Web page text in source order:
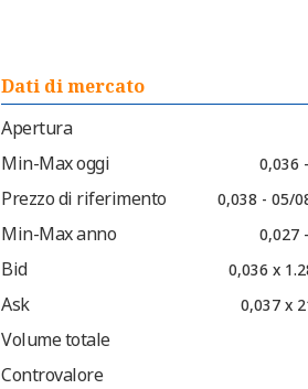
Dati di mercato
Apertura
Min-Max oggi
0,036
Prezzo di riferimento 0,038 - 05/
Min-Max anno 0,027
Bid 0,036 x
Ask 0,037 x
Volume totale
Controvalore